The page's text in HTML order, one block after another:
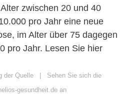
zwischen 20 und 40
pro Jahr eine neue
im Alter über 75 dagegen
pro Jahr. Lesen Sie hier
der Quelle | Sehen Sie sich die
gesundheit.de an